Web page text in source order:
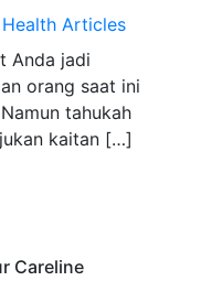
Health Articles
Anda jadi
orang saat ini
tahukah
kaitan […]
Careline